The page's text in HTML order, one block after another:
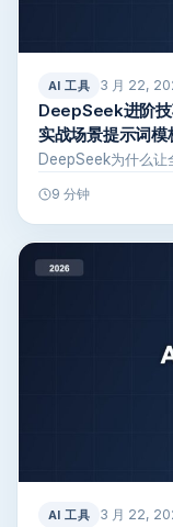
AI 工具 3 月 22,
DeepSeek进阶
实战场景提示词模
DeepSeek为什么
9 分钟
AI 工具 3 月 22,